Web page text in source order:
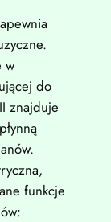
w
do
znajduje
funkcje